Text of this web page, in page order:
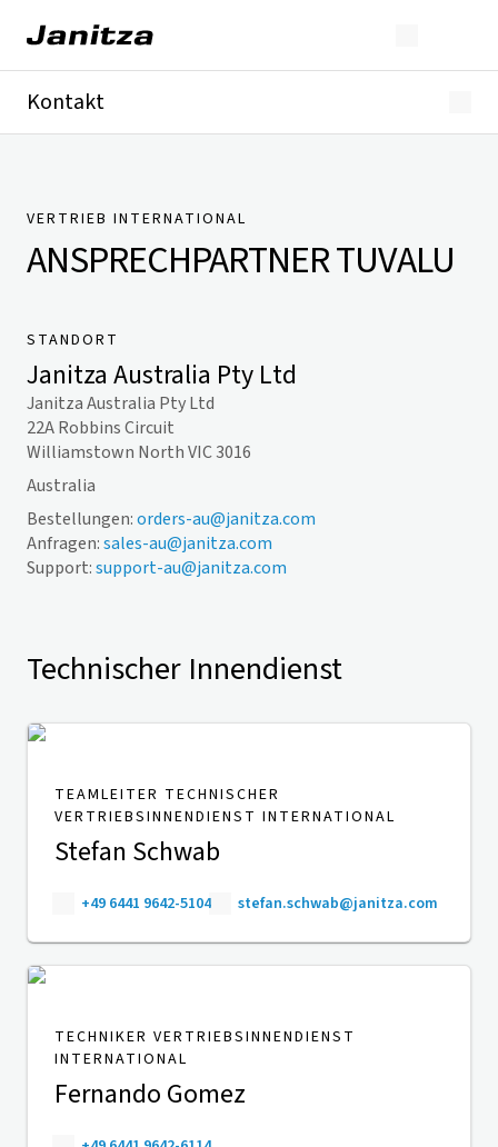
Kontakt
Presse
VERTRIEB INTERNATIONAL
ANSPRECHPARTNERTUVALU
STANDORT
Janitza Australia Pty Ltd
Janitza Australia Pty Ltd
22A Robbins Circuit
Williamstown North VIC 3016
Australia
Bestellungen:orders-au@janitza.com
Anfragen:sales-au@janitza.com
Support:support-au@janitza.com
Technischer Innendienst
TEAMLEITER TECHNISCHER
VERTRIEBSINNENDIENST INTERNATIONAL
Stefan Schwab
+49 6441 9642-5104 stefan.schwab@janitza.com
TECHNIKER VERTRIEBSINNENDIENST
INTERNATIONAL
Fernando Gomez